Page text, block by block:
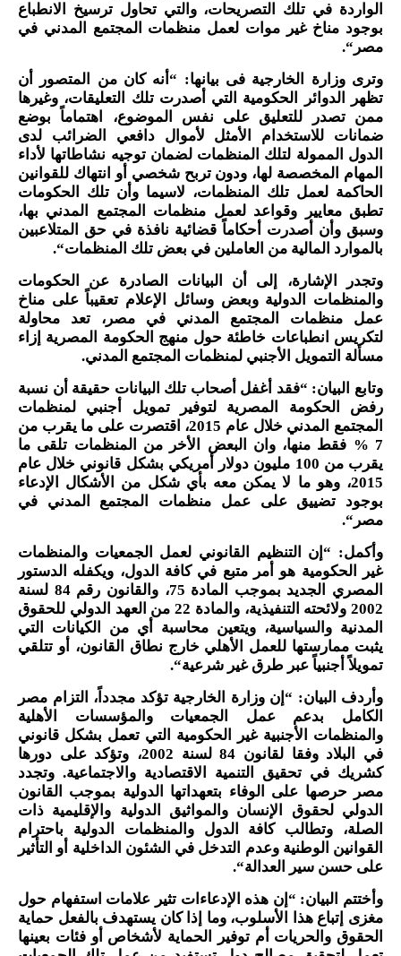
الواردة في تلك التصريحات، والتي تحاول ترسيخ الانطباع
بوجود مناخ غير موات لعمل منظمات المجتمع المدني في
مصر “.
وترى وزارة الخارجية فى بيانها: “أنه كان من المتصور أن
تظهر الدوائر الحكومية التي أصدرت تلك التعليقات، وغيرها
ممن تصدر للتعليق على نفس الموضوع، اهتماماً بوضع
ضمانات للاستخدام الأمثل لأموال دافعي الضرائب لدى
الدول الممولة لتلك المنظمات لضمان توجيه نشاطاتها لأداء
المهام المخصصة لها، ودون تربح شخصي أو انتهاك للقوانين
الحاكمة لعمل تلك المنظمات، لاسيما وأن تلك الحكومات
تطبق معايير وقواعد لعمل منظمات المجتمع المدني بها،
وسبق وأن أصدرت أحكاماً قضائية نافذة في حق المتلاعبين
بالموارد المالية من العاملين في بعض تلك المنظمات“.
وتجدر الإشارة، إلى أن البيانات الصادرة عن الحكومات
والمنظمات الدولية وبعض وسائل الإعلام تعقيباً على مناخ
عمل منظمات المجتمع المدني في مصر، تعد محاولة
لتكريس انطباعات خاطئة حول منهج الحكومة المصرية إزاء
مسألة التمويل الأجنبي لمنظمات المجتمع المدني.
وتابع البيان: “فقد أغفل أصحاب تلك البيانات حقيقة أن نسبة
رفض الحكومة المصرية لتوفير تمويل أجنبي لمنظمات
المجتمع المدني خلال عام 2015، اقتصرت على ما يقرب من
7 % فقط منها، وان البعض الأخر من المنظمات تلقى ما
يقرب من 100 مليون دولار أمريكي بشكل قانوني خلال عام
2015، وهو ما لا يمكن معه بأي شكل من الأشكال الإدعاء
بوجود تضييق على عمل منظمات المجتمع المدني في
مصر “.
وأكمل: “إن التنظيم القانوني لعمل الجمعيات والمنظمات
غير الحكومية هو أمر متبع في كافة الدول، ويكفله الدستور
المصري الجديد بموجب المادة 75، والقانون رقم 84 لسنة
2002 ولائحته التنفيذية، والمادة 22 من العهد الدولي للحقوق
المدنية والسياسية، ويتعين محاسبة أي من الكيانات التي
يثبت ممارستها للعمل الأهلي خارج نطاق القانون، أو تتلقي
تمويلاً أجنبياً عبر طرق غير شرعية“.
وأردف البيان: “إن وزارة الخارجية تؤكد مجدداً، التزام مصر
الكامل بدعم عمل الجمعيات والمؤسسات الأهلية
والمنظمات الأجنبية غير الحكومية التي تعمل بشكل قانوني
في البلاد وفقا لقانون 84 لسنة 2002، وتؤكد على دورها
كشريك في تحقيق التنمية الاقتصادية والاجتماعية. وتجدد
مصر حرصها على الوفاء بتعهداتها الدولية بموجب القانون
الدولي لحقوق الإنسان والمواثيق الدولية والإقليمية ذات
الصلة، وتطالب كافة الدول والمنظمات الدولية باحترام
القوانين الوطنية وعدم التدخل في الشئون الداخلية أو التأثير
على حسن سير العدالة“.
وأختتم البيان: “إن هذه الإدعاءات تثير علامات استفهام حول
مغزى إتباع هذا الأسلوب، وما إذا كان يستهدف بالفعل حماية
الحقوق والحريات أم توفير الحماية لأشخاص أو فئات بعينها